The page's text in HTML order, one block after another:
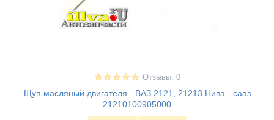
Отзывы: 0
Щуп масляный двигателя - ВАЗ 2121, 21213 Нива - сааз
21210100905000